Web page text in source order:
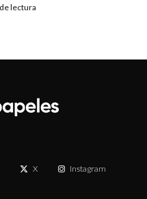
lectura
X Instagram